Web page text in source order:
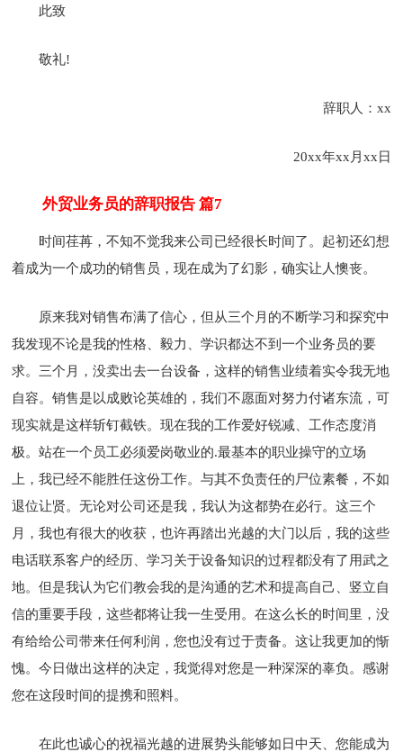
此致
敬礼!
辞职人：xx
20xx年xx月xx日
外贸业务员的辞职报告 篇7
时间荏苒，不知不觉我来公司已经很长时间了。起初还幻想
着成为一个成功的销售员，现在成为了幻影，确实让人懊丧。
原来我对销售布满了信心，但从三个月的不断学习和探究中
我发现不论是我的性格、毅力、学识都达不到一个业务员的要
求。三个月，没卖出去一台设备，这样的销售业绩着实令我无地
自容。销售是以成败论英雄的，我们不愿面对努力付诸东流，可
现实就是这样斩钉截铁。现在我的工作爱好锐减、工作态度消
极。站在一个员工必须爱岗敬业的.最基本的职业操守的立场
上，我已经不能胜任这份工作。与其不负责任的尸位素餐，不如
退位让贤。无论对公司还是我，我认为这都势在必行。这三个
月，我也有很大的收获，也许再踏出光越的大门以后，我的这些
电话联系客户的经历、学习关于设备知识的过程都没有了用武之
地。但是我认为它们教会我的是沟通的艺术和提高自己、竖立自
信的重要手段，这些都将让我一生受用。在这么长的时间里，没
有给给公司带来任何利润，您也没有过于责备。这让我更加的惭
愧。今日做出这样的决定，我觉得对您是一种深深的辜负。感谢
您在这段时间的提携和照料。
在此也诚心的祝福光越的进展势头能够如日中天、您能成为